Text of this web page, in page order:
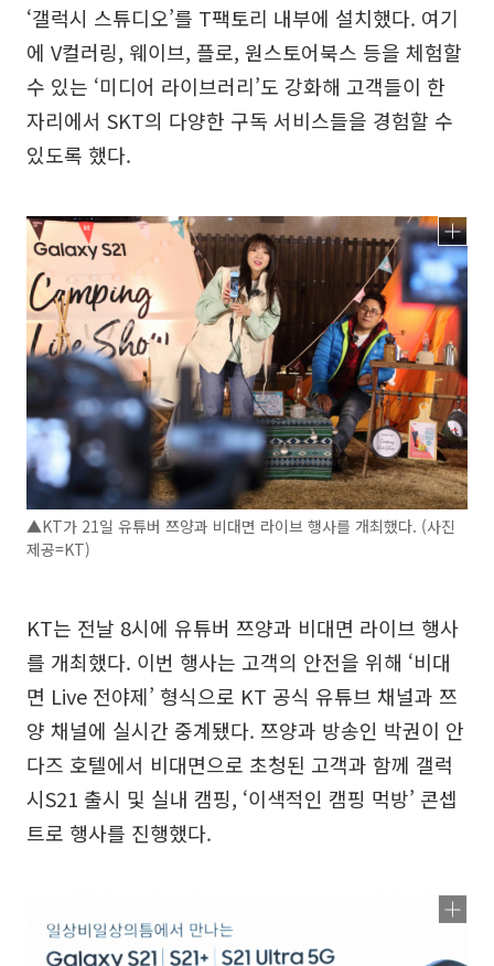
‘갤럭시 스튜디오’를 T팩토리 내부에 설치했다. 여기
에 V컬러링, 웨이브, 플로, 원스토어북스 등을 체험할
수 있는 ‘미디어 라이브러리’도 강화해 고객들이 한
자리에서 SKT의 다양한 구독 서비스들을 경험할 수
있도록 했다.
▲KT가 21일 유튜버 쯔양과 비대면 라이브 행사를 개최했다. (사진
제공=KT)
KT는 전날 8시에 유튜버 쯔양과 비대면 라이브 행사
를 개최했다. 이번 행사는 고객의 안전을 위해 ‘비대
면 Live 전야제’ 형식으로 KT 공식 유튜브 채널과 쯔
양 채널에 실시간 중계됐다. 쯔양과 방송인 박권이 안
다즈 호텔에서 비대면으로 초청된 고객과 함께 갤럭
시S21 출시 및 실내 캠핑, ‘이색적인 캠핑 먹방’ 콘셉
트로 행사를 진행했다.